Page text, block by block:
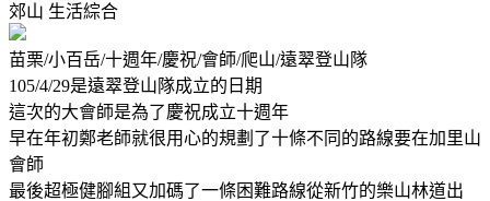
郊山 生活綜合
苗栗/小百岳/十週年/慶祝/會師/爬山/遠翠登山隊
105/4/29是遠翠登山隊成立的日期
這次的大會師是為了慶祝成立十週年
早在年初鄭老師就很用心的規劃了十條不同的路線要在加里山
會師
最後超極健腳組又加碼了一條困難路線從新竹的樂山林道出